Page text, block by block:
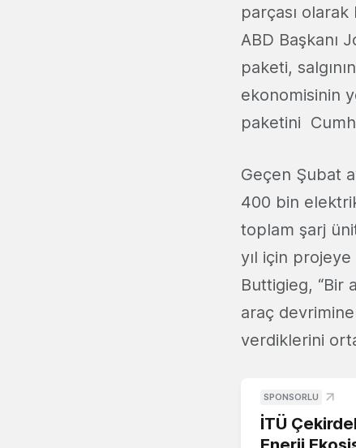
parçası
ABD Başkanı
paketi,
ekonomisinin
paketini
Geçen Şubat
400 bin
toplam şarj
yıl için
Buttigieg, “Bir
araç
verdiklerini
SPONSORLU
İTÜ